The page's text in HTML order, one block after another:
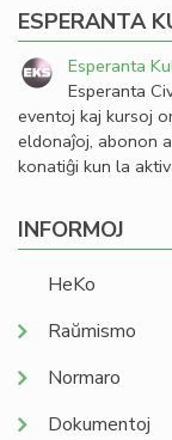
ESPERANTA
Esperanta
Esperanta
eventoj kaj kursoj
eldonaĵoj, abonon
konatiĝi kun la
INFORMOJ
HeKo
Raŭmismo
Normaro
Dokumentoj